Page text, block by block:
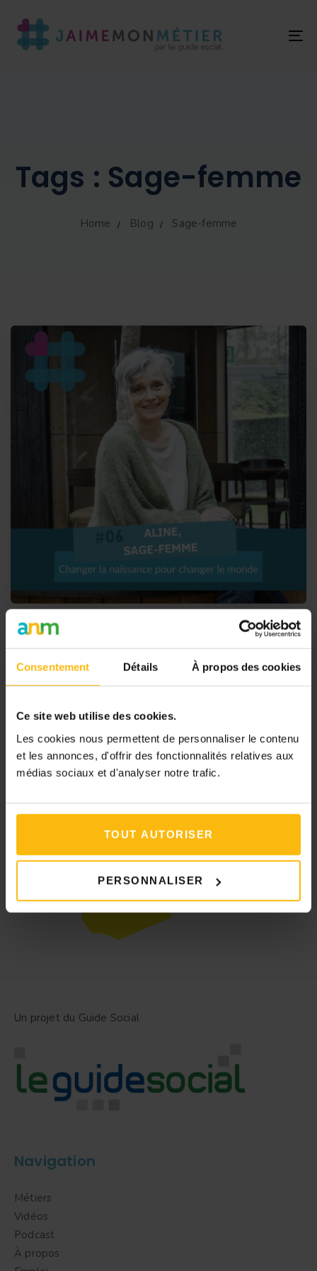
Consentement Détails À propos des cookies
Ce site web utilise des cookies.
Les cookies nous permettent de personnaliser le contenu
et les annonces, d'offrir des fonctionnalités relatives aux
médias sociaux et d'analyser notre trafic.
TOUT AUTORISER
PERSONNALISER
Tags : Sage-femme
Home Blog Sage-femme
#06. Aline, sage-femme
Initiative soutenue par
Un projet du Guide Social
Navigation
Métiers
Vidéos
Podcast
À propos